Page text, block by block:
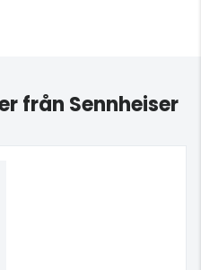
från Sennheiser